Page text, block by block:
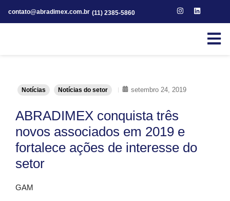
contato@abradimex.com.br (11) 2385-5860
Notícias Notícias do setor setembro 24, 2019
ABRADIMEX conquista três
novos associados em 2019 e
fortalece ações de interesse do
setor
GAM